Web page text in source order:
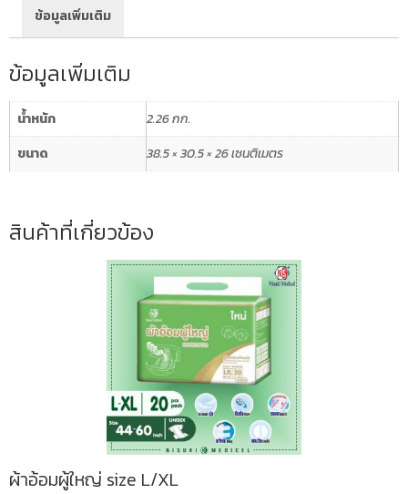
ชิ้น
ข้อมูลเพิ่มเติม
ข้อมูลเพิ่มเติม
น้ำหนัก
2.26 กก.
ขนาด
38.5 × 30.5 × 26 เซนติเมตร
สินค้าที่เกี่ยวข้อง
ผ้าอ้อมผู้ใหญ่ size L/XL